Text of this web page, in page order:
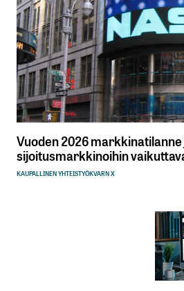
Vuoden 2026
sijoitusmarkkinoihin
KAUPALLINEN YHTEISTYÖKVARN X